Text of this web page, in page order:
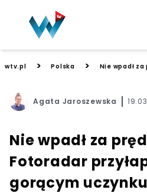
wtv.pl > Polska > Nie wpadł
Agata Jaroszewska
Nie wpadł za
Fotoradar
gorącym uczynku